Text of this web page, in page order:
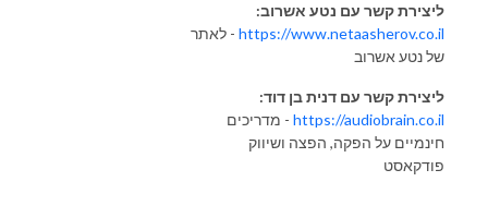
ליצירת קשר עם נטע אשרוב:
https://www.netaasherov.co.il - לאתר
של נטע אשרוב
ליצירת קשר עם דנית בן דוד:
https://audiobrain.co.il - מדריכים
חינמיים על הפקה, הפצה ושיווק
פודקאסט